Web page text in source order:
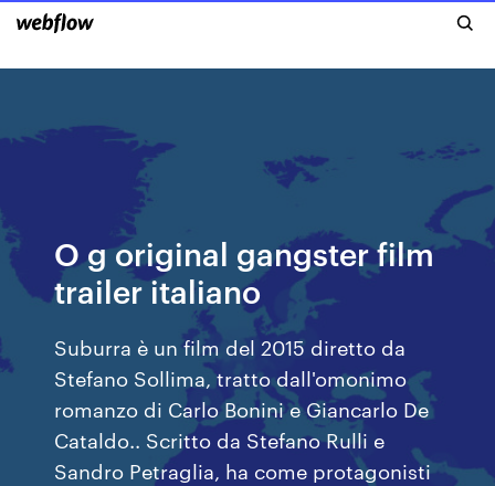
O g original gangster film
trailer italiano
Suburra è un film del 2015 diretto da
Stefano Sollima, tratto dall'omonimo
romanzo di Carlo Bonini e Giancarlo De
Cataldo.. Scritto da Stefano Rulli e
Sandro Petraglia, ha come protagonisti